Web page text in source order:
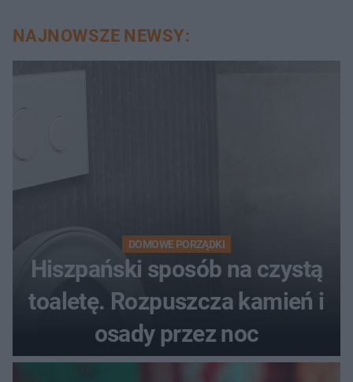
NAJNOWSZE NEWSY:
DOMOWE PORZĄDKI
Hiszpański sposób na czystą
toaletę. Rozpuszcza kamień i
osady przez noc